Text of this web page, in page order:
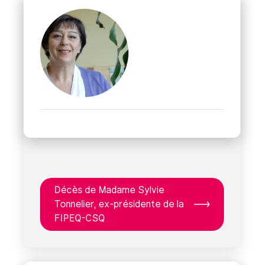
Décès de Madame Sylvie
Tonnelier, ex-présidente de la
FIPEQ-CSQ